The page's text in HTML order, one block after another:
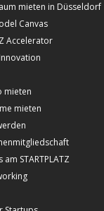
mieten in Düsseldorf
Canvas
Accelerator
mieten
mieten
am STARTPLATZ